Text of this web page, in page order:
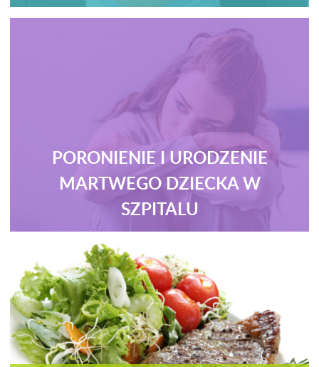
PORONIENIE I URODZENIE
MARTWEGO DZIECKA W
SZPITALU